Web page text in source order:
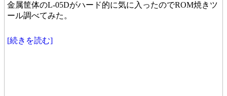
金属筐体のL-05Dがハード的に気に入ったのでROM焼きツ
ール調べてみた。
[続きを読む]